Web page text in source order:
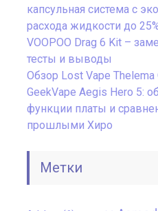
капсульная система с
расхода жидкости до
VOOPOO Drag 6 Kit –
тесты и выводы
Обзор Lost Vape Thelema
GeekVape Aegis Hero 5:
функции платы и
прошлыми Хиро
Метки